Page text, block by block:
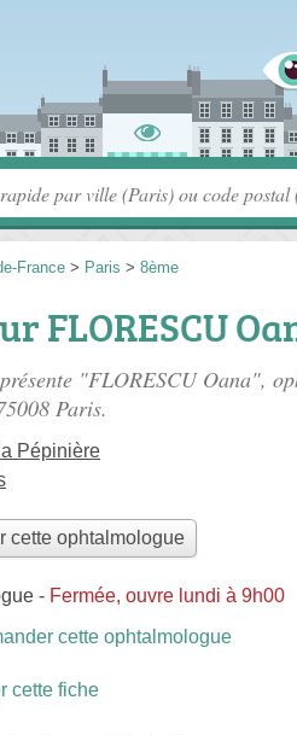
France > Paris > 8ème
FLORESCU
"FLORESCU Oana",
Paris.
Pépinière
cette ophtalmologue
- Fermée, ouvre lundi à 9h00
cette ophtalmologue
cette fiche